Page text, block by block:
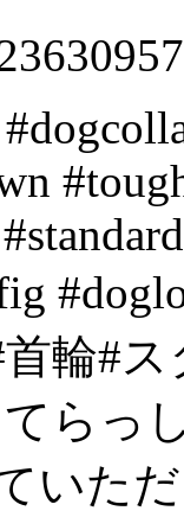
輪#
らっ
いた